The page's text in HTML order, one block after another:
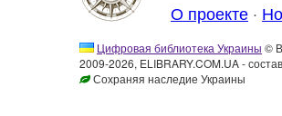
О проекте ·
Цифровая библиотека Украины ©
2009-2026, ELIBRARY.COM.UA -
Сохраняя наследие Украины